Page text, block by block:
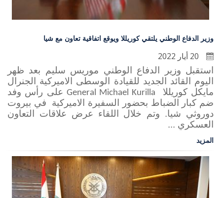
وزير الدفاع الوطني يلتقي كوريللا ويوقع اتفاقية تعاون مع شيا
استقبل وزير الدفاع الوطني موريس سليم بعد ظهر
اليوم القائد الجديد للقيادة الوسطى الاميركية الجنرال
مايكل كوريللا
General Michael Kurilla على رأس وفد
ضم كبار الضباط بحضور السفيرة الاميركية في بيروت
دوروثي شيا. وتم خلال اللقاء عرض علاقات التعاون
العسكري ...
المزيد